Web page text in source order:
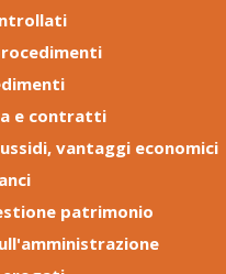
e contratti
vantaggi economici
patrimonio